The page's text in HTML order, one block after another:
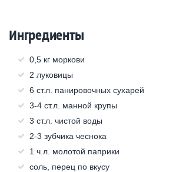
Ингредиенты
0,5 кг моркови
2 луковицы
6 ст.л. панировочных сухарей
3-4 ст.л. манной крупы
3 ст.л. чистой воды
2-3 зубчика чеснока
1 ч.л. молотой паприки
соль, перец по вкусу